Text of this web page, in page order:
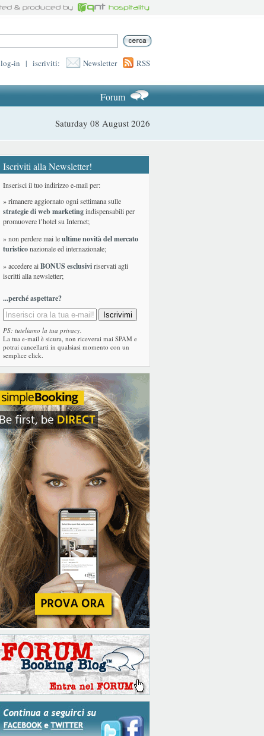
log-in | iscriviti: Newsletter RSS
Forum
Saturday 08 August 2026
Iscriviti alla Newsletter!
Inserisci il tuo indirizzo e-mail per:
» rimanere aggiornato ogni settimana sulle
strategie di web marketingindispensabili per
promuovere l’hotel su Internet;
» non perdere mai leultime novità del mercato
turisticonazionale ed internazionale;
» accedere aiBONUS esclusiviriservati agli
iscritti alla newsletter;
...perché aspettare?
PS: tuteliamo la tua privacy.
La tua e-mail è sicura, non riceverai mai SPAM e
potrai cancellarti in qualsiasi momento con un
semplice click.